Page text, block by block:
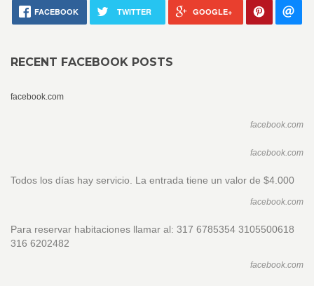
FACEBOOK TWITTER GOOGLE+
RECENT FACEBOOK POSTS
facebook.com
facebook.com
facebook.com
Todos los días hay servicio. La entrada tiene un valor de $4.000
facebook.com
Para reservar habitaciones llamar al: 317 6785354 3105500618
316 6202482
facebook.com